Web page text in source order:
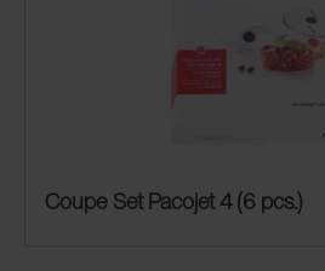
Coupe Set Pacojet 4 (6 pcs.)